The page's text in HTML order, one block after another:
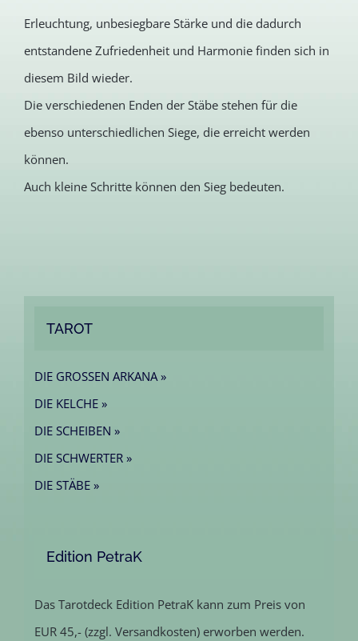
Erleuchtung, unbesiegbare Stärke und die dadurch
entstandene Zufriedenheit und Harmonie finden sich in
diesem Bild wieder.
Die verschiedenen Enden der Stäbe stehen für die
ebenso unterschiedlichen Siege, die erreicht werden
können.
Auch kleine Schritte können den Sieg bedeuten.
TAROT
DIE GROSSEN ARKANA »
DIE KELCHE »
DIE SCHEIBEN »
DIE SCHWERTER »
DIE STÄBE »
Edition PetraK
Das Tarotdeck Edition PetraK kann zum Preis von
EUR 45,- (zzgl. Versandkosten) erworben werden.